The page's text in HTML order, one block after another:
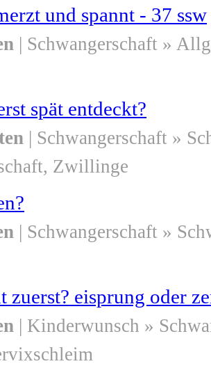
und spannt - 37 ssw
| Schwangerschaft »
spät entdeckt?
| Schwangerschaft »
Zwillinge
| Schwangerschaft »
zuerst? eisprung oder
| Kinderwunsch »